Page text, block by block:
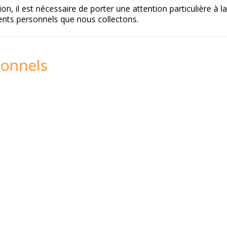
il est nécessaire de porter une attention particulière à
personnels que nous collectons.